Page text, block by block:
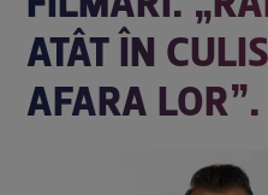
ATÂT ÎN
AFARA